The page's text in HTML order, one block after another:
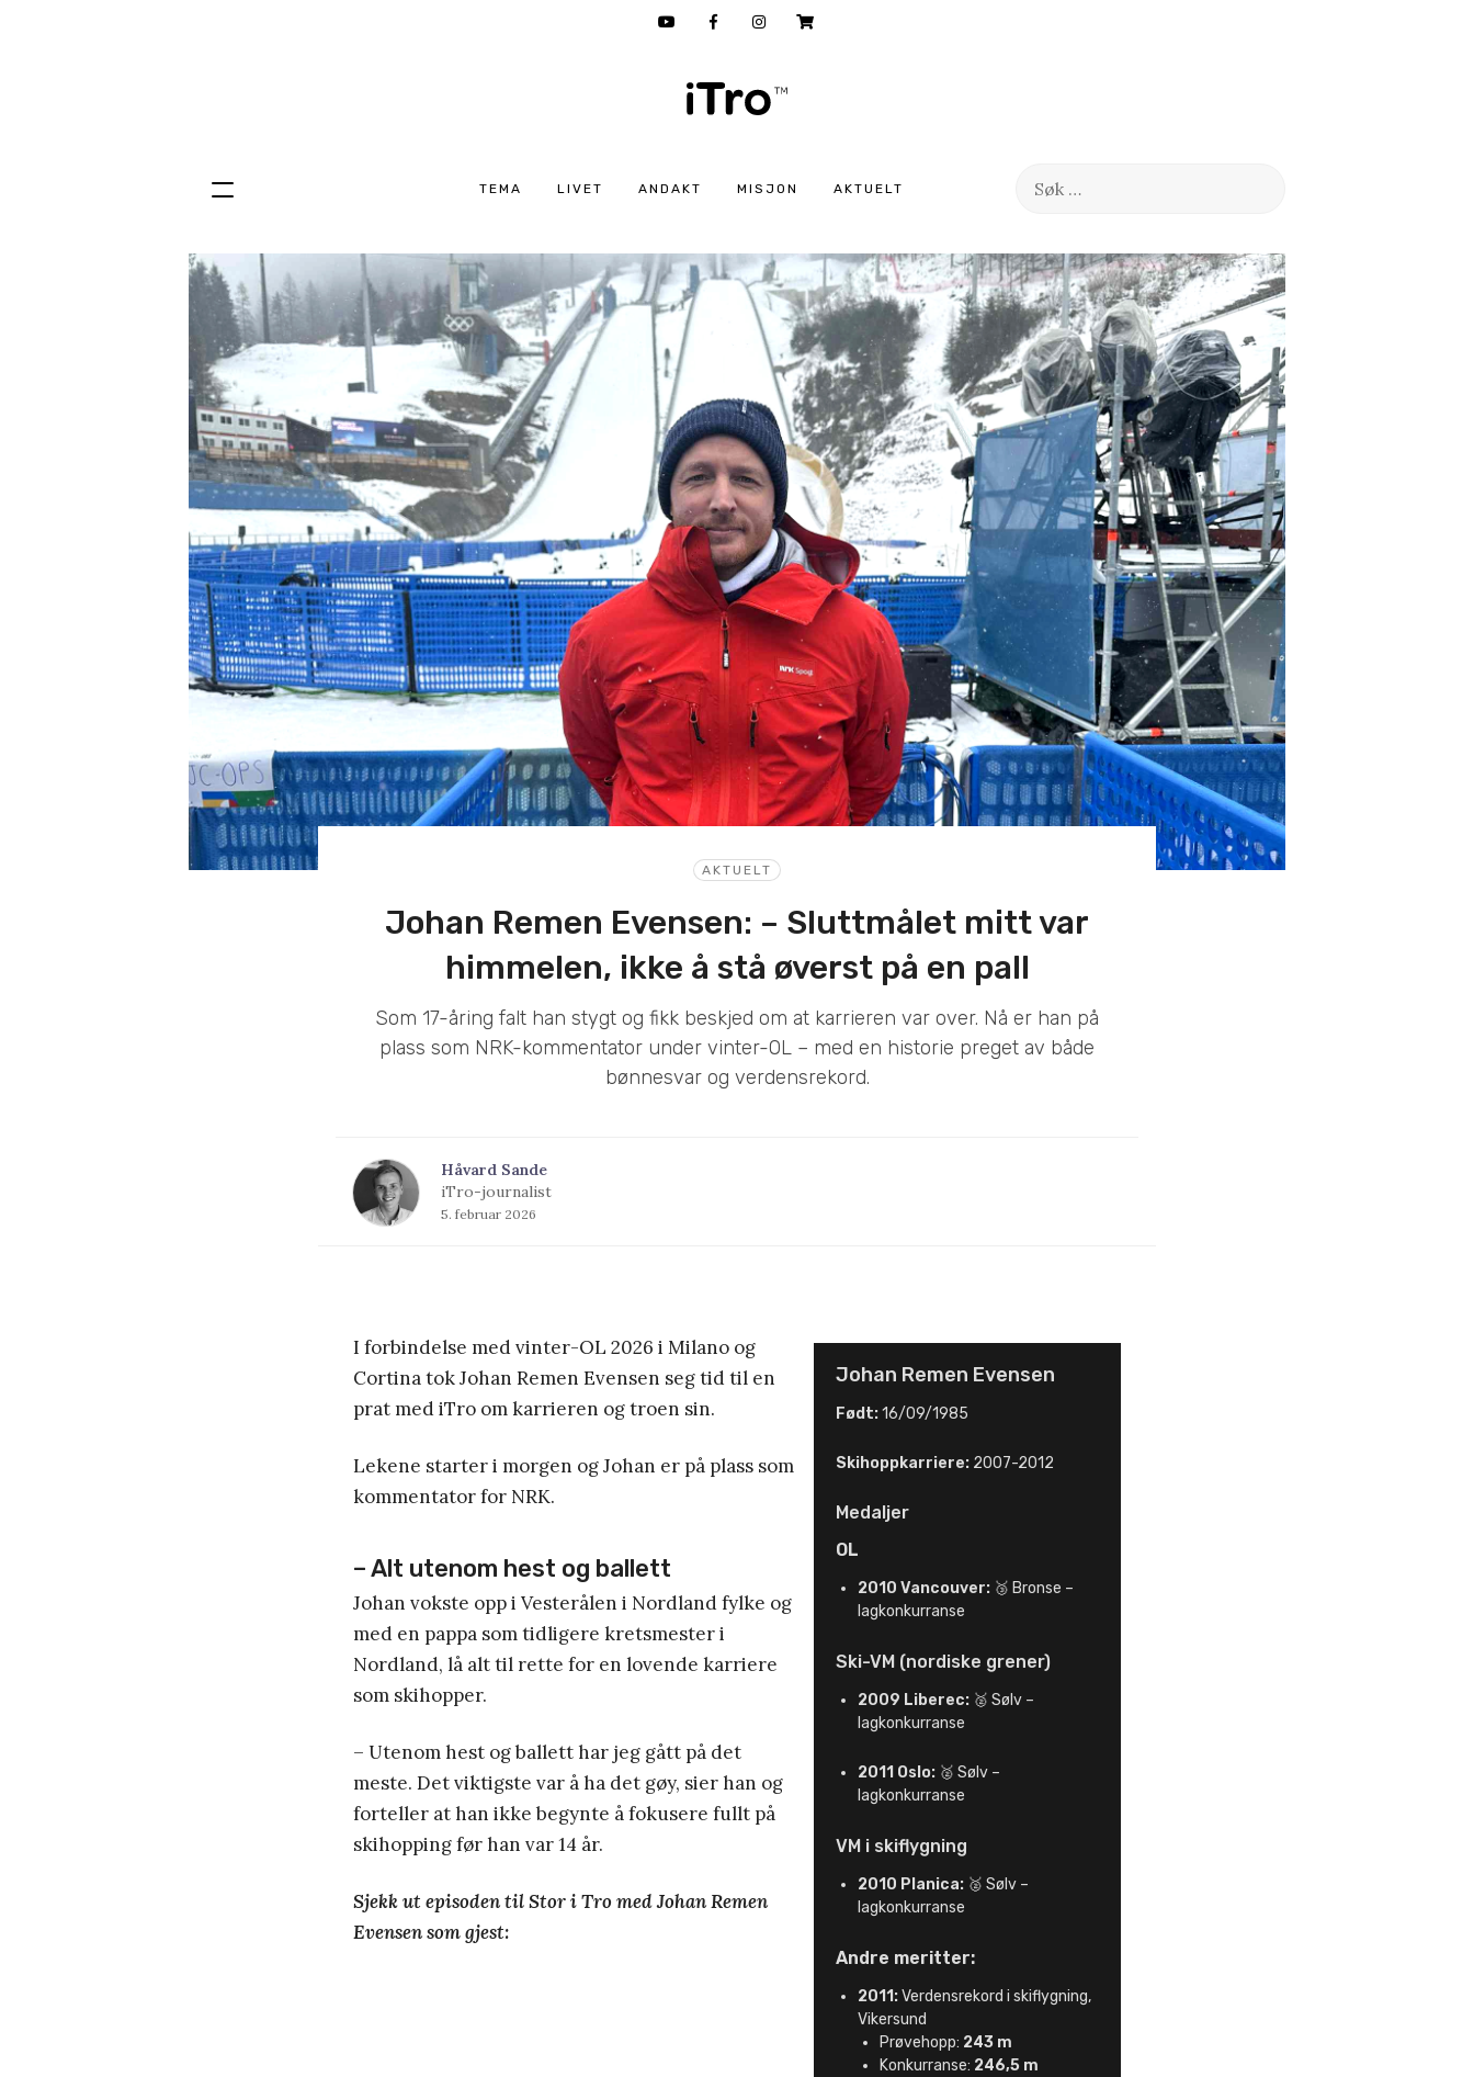
TEMA LIVET ANDAKT MISJON AKTUELT
Søk
Hopp
innhold
AKTUELT
Johan Remen Evensen: – Sluttmålet mitt var
himmelen, ikke å stå øverst på en pall
Som 17-åring falt han stygt og fikk beskjed om at karrieren var over. Nå er han på
plass som NRK-kommentator under vinter-OL – med en historie preget av både
bønnesvar og verdensrekord.
Håvard Sande
iTro-journalist
5. februar 2026
Johan Remen Evensen
Født:16/09/1985
Skihoppkarriere: 2007-2012
Medaljer
OL
2010 Vancouver: 🥉 Bronse –
lagkonkurranse
Ski-VM (nordiske grener)
2009 Liberec: 🥈 Sølv –
lagkonkurranse
2011 Oslo: 🥈 Sølv –
lagkonkurranse
VM i skiflygning
2010 Planica: 🥈 Sølv –
lagkonkurranse
Andre meritter:
2011:Verdensrekord i skiflygning,
Vikersund
Prøvehopp: 243 m
Konkurranse: 246,5 m
I forbindelse med vinter-OL 2026 i Milano og
Cortina tok Johan Remen Evensen seg tid til en
prat med iTro om karrieren og troen sin.
Lekene starter i morgen og Johan er på plass som
kommentator for NRK.
– Alt utenom hest og ballett
Johan vokste opp i Vesterålen i Nordland fylke og
med en pappa som tidligere kretsmester i
Nordland, lå alt til rette for en lovende karriere
som skihopper.
– Utenom hest og ballett har jeg gått på det
meste. Det viktigste var å ha det gøy, sier han og
forteller at han ikke begynte å fokusere fullt på
skihopping før han var 14 år.
Sjekk ut episoden til Stor i Tro med Johan Remen
Evensen som gjest: